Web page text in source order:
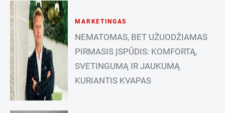
MARKETINGAS
NEMATOMAS, BET UŽUODŽIAMAS
PIRMASIS ĮSPŪDIS: KOMFORTĄ,
SVETINGUMĄ IR JAUKUMĄ
KURIANTIS KVAPAS